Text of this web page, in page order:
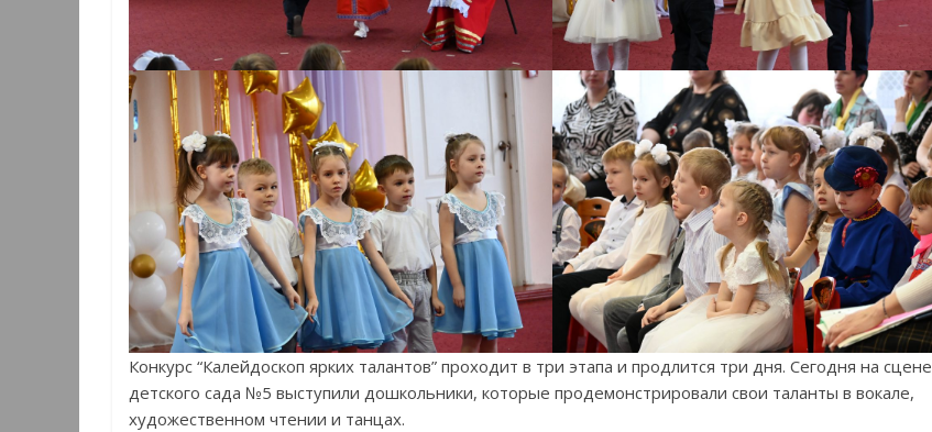
Конкурс “Калейдоскоп ярких талантов” проходит в три этапа и продлится три дня. Сегодня на сцене
детского сада №5 выступили дошкольники, которые продемонстрировали свои таланты в вокале,
художественном чтении и танцах.